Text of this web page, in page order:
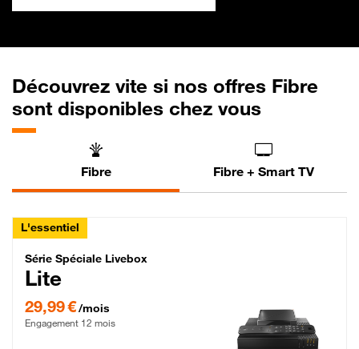
Découvrez vite si nos offres Fibre
sont disponibles chez vous
Fibre Fibre + Smart TV
L'essentiel
Série Spéciale Livebox Lite Fibre
Série Spéciale Livebox
Lite
29,99 €/mois
Engagement 12 mois